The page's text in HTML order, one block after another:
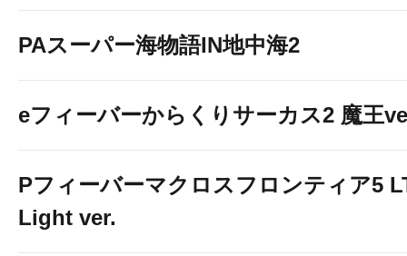
PAスーパー海物語IN地中海2
eフィーバーからくりサーカス2 魔王
Pフィーバーマクロスフロンティア5
Light ver.